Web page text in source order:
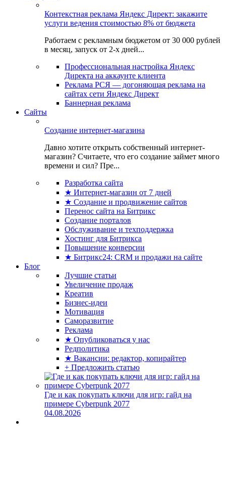
Контекстная реклама Яндекс Директ: закажите
услуги ведения стоимостью 8% от бюджета
Работаем с рекламным бюджетом от 30 000 рублей
в месяц, запуск от 2-х дней...
Профессиональная настройка Яндекс
Директа на аккаунте клиента
Реклама РСЯ — догоняющая реклама на
сайтах сети Яндекс Директ
Баннерная реклама
Сайты
Создание интернет-магазина
Давно хотите открыть собственный интернет-
магазин? Считаете, что его создание займет много
времени и сил? Пре...
Разработка сайта
★ Интернет-магазин от 7 дней
★ Создание и продвижение сайтов
Перенос сайта на Битрикс
Создание порталов
Обслуживание и техподдержка
Хостинг для Битрикса
Повышение конверсии
★ Битрикс24: CRM и продажи на сайте
Блог
Лучшие статьи
Увеличение продаж
Креатив
Бизнес-идеи
Мотивация
Саморазвитие
Реклама
★ Опубликоваться у нас
Редполитика
★ Вакансии: редактор, копирайтер
+ Предложить статью
Где и как покупать ключи для игр: гайд на
примере Cyberpunk 2077
04.08.2026